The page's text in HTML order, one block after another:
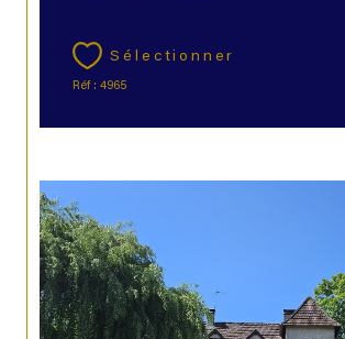
Sélectionner
Réf : 4965